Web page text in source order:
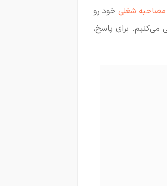
مصاحبه شغلیخود رو
می‌کنیم. برای پاسخ،